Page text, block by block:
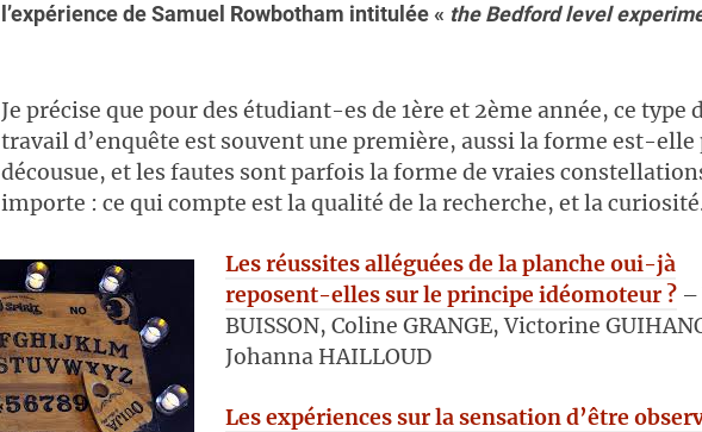
l’expérience de Samuel Rowbotham intitulée « the Bedford level
Je précise que pour des étudiant-es de 1ère et 2ème année, ce type
travail d’enquête est souvent une première, aussi la forme est-elle
décousue, et les fautes sont parfois la forme de vraies
importe : ce qui compte est la qualité de la recherche, et la
Les réussites alléguées de la planche oui-jà
reposent-elles sur le principe idéomoteur ? –
BUISSON, Coline GRANGE, Victorine
Johanna HAILLOUD
Les expériences sur la sensation d’être